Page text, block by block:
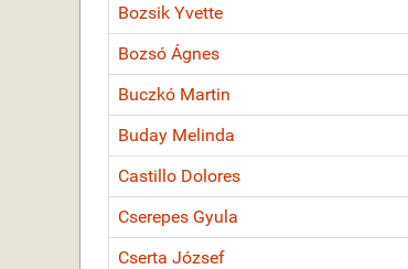
Bozsik Yvette
Bozsó Ágnes
Buczkó Martin
Buday Melinda
Castillo Dolores
Cserepes Gyula
Cserta József